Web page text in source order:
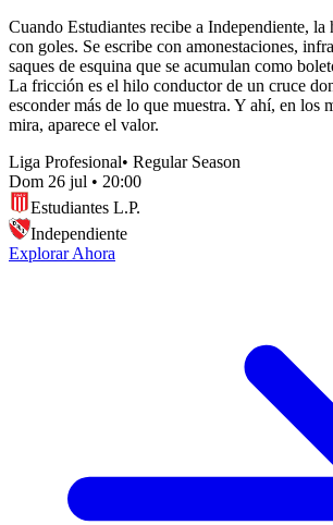
Cuando Estudiantes recibe a Independiente, la
con goles. Se escribe con amonestaciones,
saques de esquina que se acumulan como
La fricción es el hilo conductor de un cruce
esconder más de lo que muestra. Y ahí, en los
mira, aparece el valor.
Liga Profesional• Regular Season
Dom 26 jul • 20:00
Estudiantes L.P.
Independiente
Explorar Ahora